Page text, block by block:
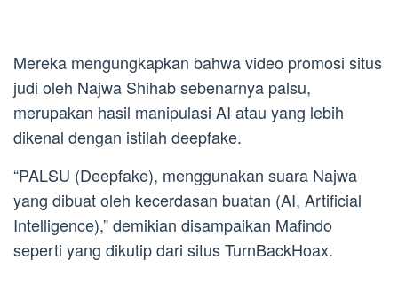
Mereka mengungkapkan bahwa video promosi situs
judi oleh Najwa Shihab sebenarnya palsu,
merupakan hasil manipulasi AI atau yang lebih
dikenal dengan istilah deepfake.
“PALSU (Deepfake), menggunakan suara Najwa
yang dibuat oleh kecerdasan buatan (AI, Artificial
Intelligence),” demikian disampaikan Mafindo
seperti yang dikutip dari situs TurnBackHoax.